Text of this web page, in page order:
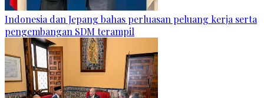
Indonesia dan Jepang bahas perluasan peluang kerja serta
pengembangan SDM terampil